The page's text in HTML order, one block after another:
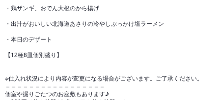
・鶏ザンギ、おでん大根のから揚げ
・出汁がおいしい北海道あさりの冷やしぶっかけ塩ラーメン
・本日のデザート
【12種8皿個別盛り】
※仕入れ状況により内容が変更になる場合がございます。ご了承ください。
＝＝＝＝＝＝＝＝＝＝＝＝＝＝＝＝＝
個室や掘りごたつのお座敷もあります♪